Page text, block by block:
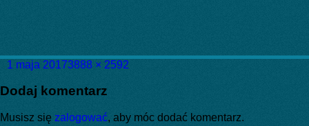
Data
1 maja 2017Pełny
3888 × 2592
Dodaj komentarz
Musisz się zalogować, aby móc dodać komentarz.